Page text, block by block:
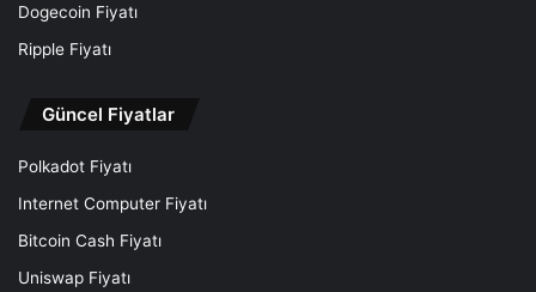
Dogecoin Fiyatı
Ripple Fiyatı
Güncel Fiyatlar
Polkadot Fiyatı
Internet Computer Fiyatı
Bitcoin Cash Fiyatı
Uniswap Fiyatı